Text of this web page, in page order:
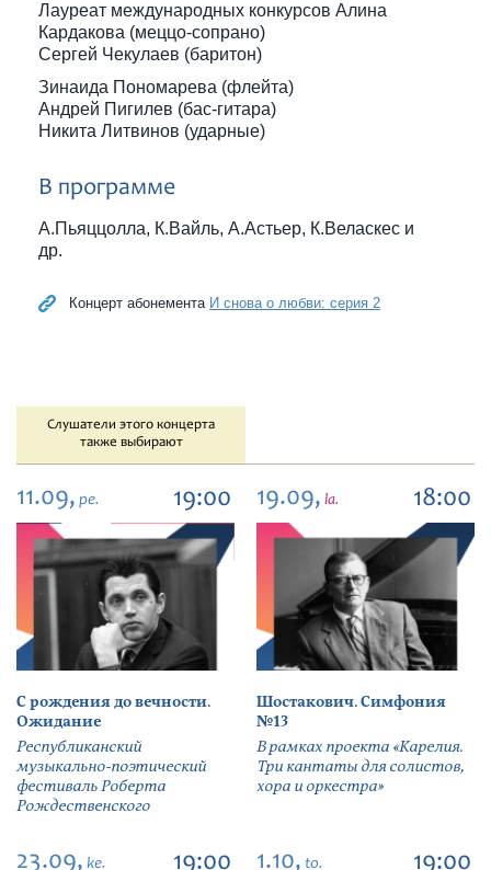
Лауреат международных конкурсов Алина
Кардакова (меццо-сопрано)
Сергей Чекулаев (баритон)
Зинаида Пономарева (флейта)
Андрей Пигилев (бас-гитара)
Никита Литвинов (ударные)
В программе
А.Пьяццолла, К.Вайль, А.Астьер, К.Веласкес и
др.
Концерт абонемента И снова о любви: серия 2
Слушатели этого концерта
также выбирают
11.09, pe. 19:00
С рождения до вечности.
Ожидание
Республиканский
музыкально-поэтический
фестиваль Роберта
Рождественского
19.09, la. 18:00
Шостакович. Симфония
№13
В рамках проекта «Карелия.
Три кантаты для солистов,
хора и оркестра»
23.09, ke. 19:00 1.10, to. 19:00